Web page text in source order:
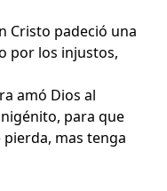
Cristo padeció una
por los injustos,
amó Dios al
para que
mas tenga